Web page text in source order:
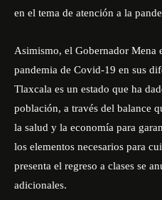
en el tema de atención a la
Asimismo, el Gobernador Mena
pandemia de Covid-19 en sus
Tlaxcala es un estado que ha
población, a través del balance
la salud y la economía para
los elementos necesarios para
presenta el regreso a clases se
adicionales.